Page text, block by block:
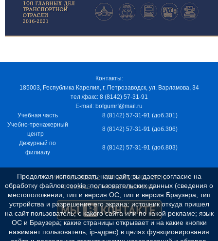
Контакты:
185003, Республика Карелия, г. Петрозаводск, ул. Варламова, 34
тел./факс: 8 (8142) 57-31-91
E-mail: bofgumrf@mail.ru
Учебная часть
8 (8142) 57-31-91 (доб.301)
Учебно-тренажерный
центр
8 (8142) 57-31-91 (доб.306)
Дежурный по
филиалу
8 (8142) 57-31-91 (доб.803)
ИНН 7805029012, КПП 100103001, ОКПО
97163915, ОГРН 1037811048989
Продолжая использовать наш сайт, вы даете согласие на
обработку файлов cookie, пользовательских данных (сведения о
местоположении; тип и версия ОС; тип и версия Браузера; тип
устройства и разрешение его экрана; источник откуда пришел
на сайт пользователь; с какого сайта или по какой рекламе; язык
ОС и Браузера; какие страницы открывает и на какие кнопки
нажимает пользователь; ip-адрес) в целях функционирования